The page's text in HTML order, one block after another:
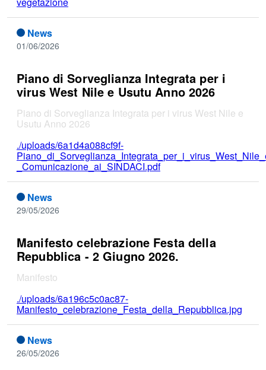
News
01/06/2026
Piano di Sorveglianza Integrata per i
virus West Nile e Usutu Anno 2026
Piano di Sorveglianza Integrata per i virus West Nile e
Usutu Anno 2026
./uploads/6a1d4a088cf9f-
_Comunicazione_ai_SINDACI.pdf
News
29/05/2026
Manifesto celebrazione Festa della
Repubblica - 2 Giugno 2026.
Manifesto
./uploads/6a196c5c0ac87-
Manifesto_celebrazione_Festa_della_Repubblica.jpg
News
26/05/2026